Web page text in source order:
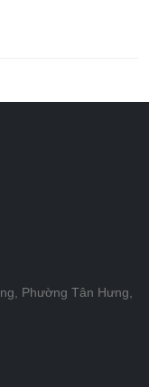
Phường Tân Hưng,